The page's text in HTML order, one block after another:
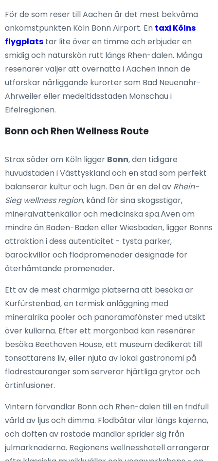
För de som reser till Aachen är det mest bekväma
ankomstpunkten Köln Bonn Airport. En taxi Kölns
flygplats tar lite över en timme och erbjuder en
smidig och naturskön rutt längs Rhen-dalen. Många
resenärer väljer att övernatta i Aachen innan de
utforskar närliggande kurorter som Bad Neuenahr-
Ahrweiler eller medeltidsstaden Monschau i
Eifelregionen.
Bonn och Rhen Wellness Route
Strax söder om Köln ligger Bonn, den tidigare
huvudstaden i Västtyskland och en stad som perfekt
balanserar kultur och lugn. Den är en del av Rhein-
Sieg wellness region, känd för sina skogsstigar,
mineralvattenkällor och medicinska spa.Även om
mindre än Baden-Baden eller Wiesbaden, ligger Bonns
attraktion i dess autenticitet - tysta parker,
barockvillor och flodpromenader designade för
återhämtande promenader.
Ett av de mest charmiga platserna att besöka är
Kurfürstenbad, en termisk anläggning med
mineralrika pooler och panoramafönster med utsikt
över kullarna. Efter ett morgonbad kan resenärer
besöka Beethoven House, ett museum dedikerat till
tonsättarens liv, eller njuta av lokal gastronomi på
flodrestauranger som serverar hjärtliga grytor och
örtinfusioner.
Vintern förvandlar Bonn och Rhen-dalen till en fridfull
värld av ljus och dimma. Flodbåtar vilar längs kajerna,
och doften av rostade mandlar sprider sig från
julmarknaderna. Regionens wellnesshotell arrangerar